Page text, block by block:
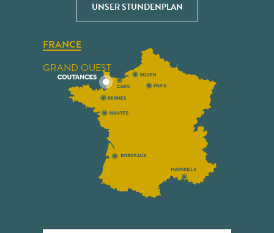
UNSER STUNDENPLAN
FRANCE
GRAND OUEST